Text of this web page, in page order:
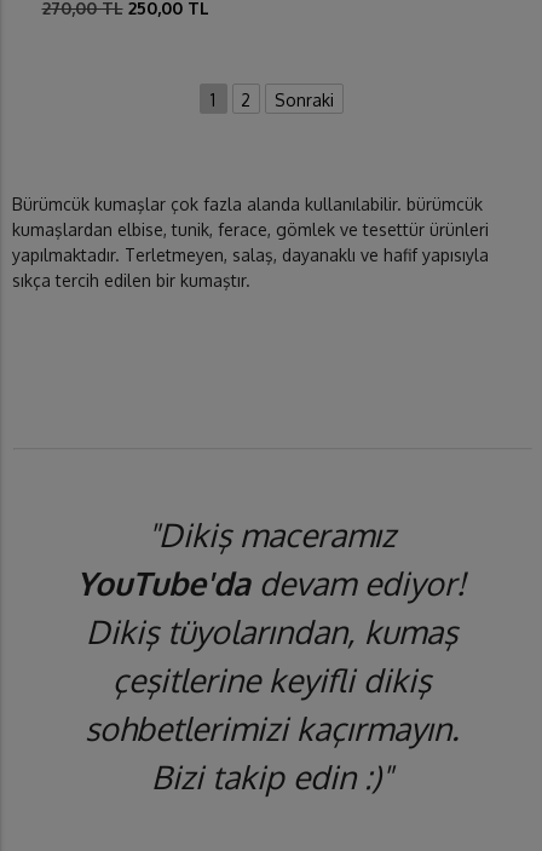
270,00 TL 250,00 TL
1 2 Sonraki
Bürümcük kumaşlar çok fazla alanda kullanılabilir. bürümcük
kumaşlardan elbise, tunik, ferace, gömlek ve tesettür ürünleri
yapılmaktadır. Terletmeyen, salaş, dayanaklı ve hafif yapısıyla
sıkça tercih edilen bir kumaştır.
"Dikiş maceramız
YouTube'dadevam ediyor!
Dikiş tüyolarından, kumaş
çeşitlerine keyifli dikiş
sohbetlerimizi kaçırmayın.
Bizi takip edin :)"